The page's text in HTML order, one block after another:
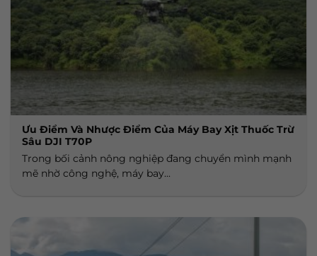
Ưu Điểm Và Nhược Điểm Của Máy Bay Xịt Thuốc Trừ
Sâu DJI T70P
Trong bối cảnh nông nghiệp đang chuyển mình mạnh
mẽ nhờ công nghệ, máy bay...